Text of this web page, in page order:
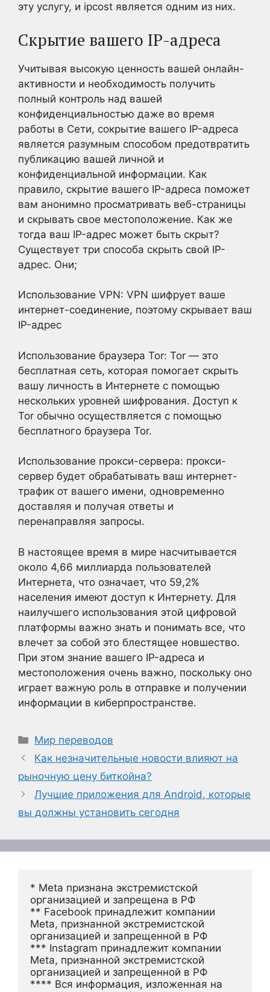
эту услугу, и ipcost является одним из них.
Скрытие вашего IP-адреса
Учитывая высокую ценность вашей онлайн-
активности и необходимость получить
полный контроль над вашей
конфиденциальностью даже во время
работы в Сети, сокрытие вашего IP-адреса
является разумным способом предотвратить
публикацию вашей личной и
конфиденциальной информации. Как
правило, скрытие вашего IP-адреса поможет
вам анонимно просматривать веб-страницы
и скрывать свое местоположение. Как же
тогда ваш IP-адрес может быть скрыт?
Существует три способа скрыть свой IP-
адрес. Они;
Использование VPN: VPN шифрует ваше
интернет-соединение, поэтому скрывает ваш
IP-адрес
Использование браузера Tor: Tor — это
бесплатная сеть, которая помогает скрыть
вашу личность в Интернете с помощью
нескольких уровней шифрования. Доступ к
Tor обычно осуществляется с помощью
бесплатного браузера Tor.
Использование прокси-сервера: прокси-
сервер будет обрабатывать ваш интернет-
трафик от вашего имени, одновременно
доставляя и получая ответы и
перенаправляя запросы.
В настоящее время в мире насчитывается
около 4,66 миллиарда пользователей
Интернета, что означает, что 59,2%
населения имеют доступ к Интернету. Для
наилучшего использования этой цифровой
платформы важно знать и понимать все, что
влечет за собой это блестящее новшество.
При этом знание вашего IP-адреса и
местоположения очень важно, поскольку оно
играет важную роль в отправке и получении
информации в киберпространстве.
Рубрики
Мир переводов
Как незначительные новости влияют на
рыночную цену биткойна?
Лучшие приложения для Android, которые
вы должны установить сегодня
* Meta признана экстремистской
организацией и запрещена в РФ
** Facebook принадлежит компании
Meta, признанной экстремистской
организацией и запрещенной в РФ
*** Instagram принадлежит компании
Meta, признанной экстремистской
организацией и запрещенной в РФ
**** Вся информация, изложенная на